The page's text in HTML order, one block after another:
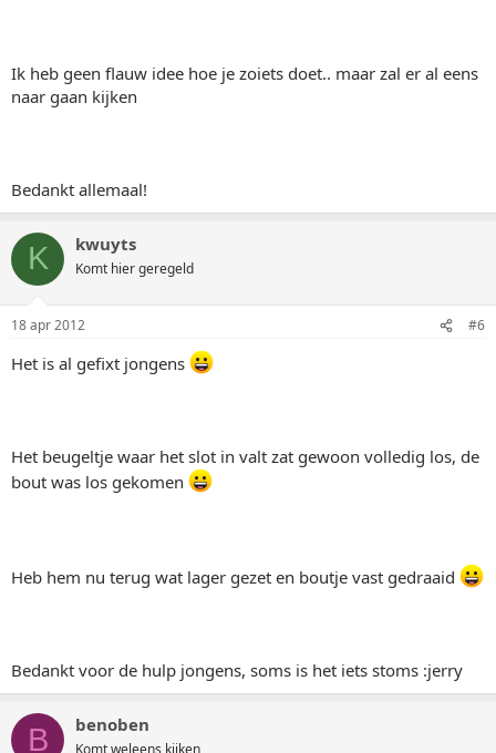
Ik heb geen flauw idee hoe je zoiets doet.. maar zal er al eens
naar gaan kijken
Bedankt allemaal!
K kwuyts
Komt hier geregeld
18 apr 2012 #6
Het is al gefixt jongens
Het beugeltje waar het slot in valt zat gewoon volledig los, de
bout was los gekomen
Heb hem nu terug wat lager gezet en boutje vast gedraaid
Bedankt voor de hulp jongens, soms is het iets stoms :jerry
B benoben
Komt weleens kijken